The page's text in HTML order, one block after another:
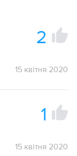
2
15 квітня 2020
1
15 квітня 2020